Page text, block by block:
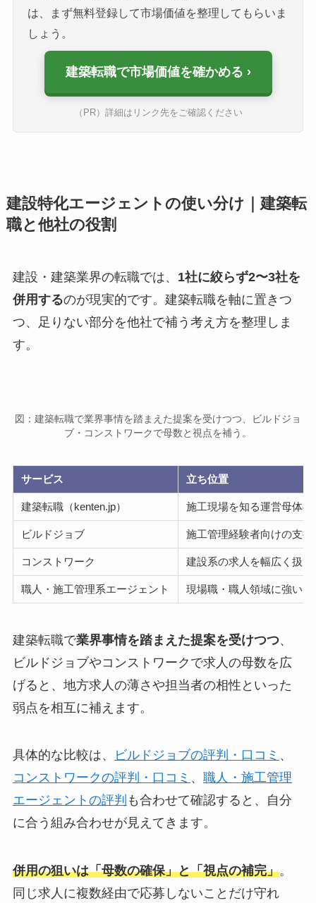
は、まず無料登録して市場価値を整理してもらいま
しょう。
建築転職で市場価値を確かめる
（PR）詳細はリンク先をご確認ください
建設特化エージェントの使い分け｜建築転
職と他社の役割
建設・建築業界の転職では、 1社に絞らず2〜3社を
併用するのが現実的です。建築転職を軸に置きつ
つ、足りない部分を他社で補う考え方を整理しま
す。
図：建築転職で業界事情を踏まえた提案を受けつつ、ビルドジョ
ブ・コンストワークで母数と視点を補う。
サービス 立ち位置
建築転職（kenten.jp） 施工現場を知る運営母体
ビルドジョブ 施工管理経験者向けの支
コンストワーク 建設系の求人を幅広く扱う
職人・施工管理系エージェント 現場職・職人領域に強い
建築転職で業界事情を踏まえた提案を受けつつ、
ビルドジョブやコンストワークで求人の母数を広
げると、地方求人の薄さや担当者の相性といった
弱点を相互に補えます。
具体的な比較は、 ビルドジョブの評判・口コミ 、
コンストワークの評判・口コミ 、 職人・施工管理
エージェントの評判 も合わせて確認すると、自分
に合う組み合わせが見えてきます。
併用の狙いは「母数の確保」と「視点の補完」。
同じ求人に複数経由で応募しないことだけ守れ